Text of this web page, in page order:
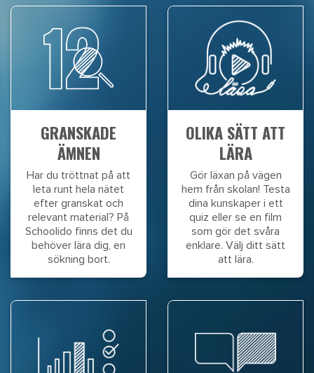
GRANSKADE
ÄMNEN
Har du tröttnat på att
leta runt hela nätet
efter granskat och
relevant material? På
Schoolido finns det du
behöver lära dig, en
sökning bort.
OLIKA SÄTT ATT
LÄRA
Gör läxan på vägen
hem från skolan! Testa
dina kunskaper i ett
quiz eller se en film
som gör det svåra
enklare. Välj ditt sätt
att lära.